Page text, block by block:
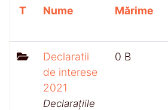
T Nume Mărime
Declaratii
de interese
2021
Declarațiile
0 B